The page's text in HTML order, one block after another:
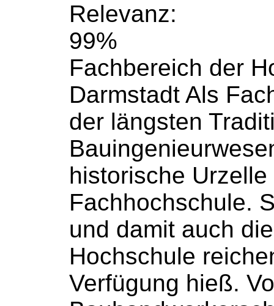
Relevanz:
99%
Fachbereich der
Darmstadt Als
der längsten
historische Urzelle
Fachhochschule.
und damit auch
Hochschule
Verfügung hieß.